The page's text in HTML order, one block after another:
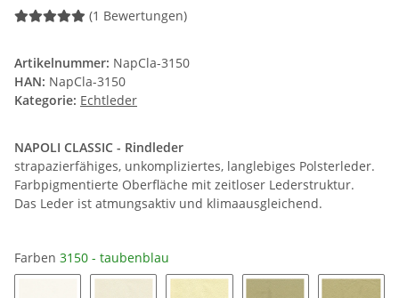
(1 Bewertungen)
Artikelnummer: NapCla-3150
HAN: NapCla-3150
Kategorie: Echtleder
NAPOLI CLASSIC - Rindleder
strapazierfähiges, unkompliziertes, langlebiges Polsterleder.
Farbpigmentierte Oberfläche mit zeitloser Lederstruktur.
Das Leder ist atmungsaktiv und klimaausgleichend.
Farben 3150 - taubenblau